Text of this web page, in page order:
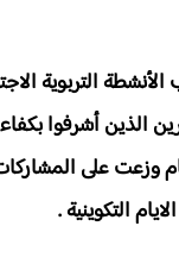
التربوية
الذين أشرفوا
وزعت على
التكوينية .